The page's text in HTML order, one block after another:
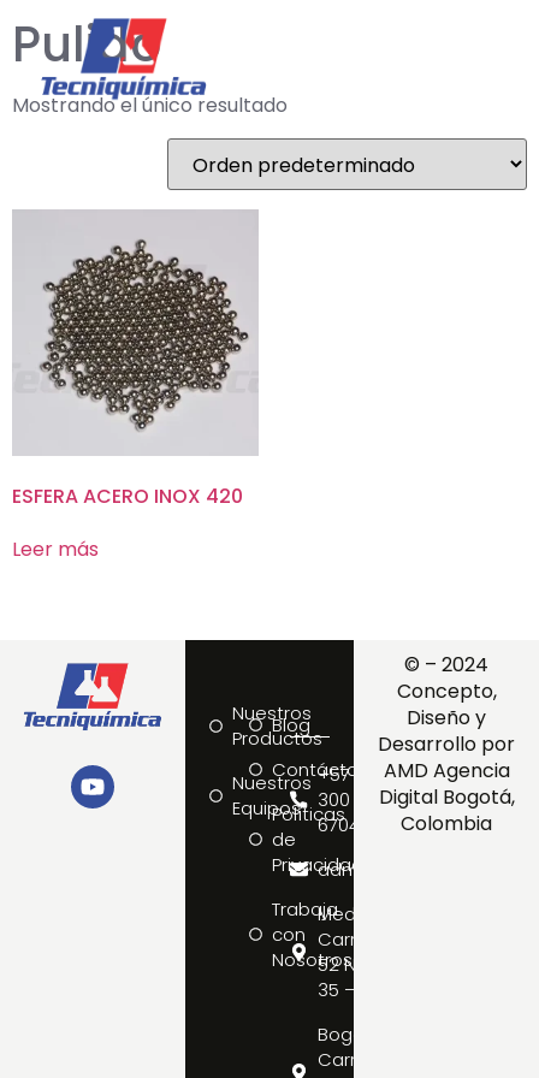
Pulido
Mostrando el único resultado
ESFERA ACERO INOX 420
Leer más
Nuestros
Productos
Nuestros
Equipos
Blog
Contáctanos
Políticas
de
Privacidad
Trabaja
con
Nosotros
+57
300
6704192
Medellín:
Carrera
52 No.
35 – 33
Bogotá:
Carrera
© – 2024
Concepto,
Diseño y
Desarrollo por
AMD Agencia
Digital Bogotá,
Colombia